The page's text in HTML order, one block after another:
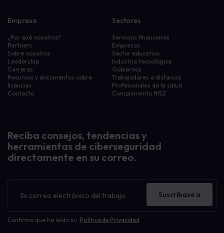
Empresa
¿Por qué nosotros?
Partners
Sobre nosotros
Leadership
Carreras
Recursos y documentos sobre
licencias
Contacto
Sectores
Servicios financieros
Empresas
Sector educativo
Industria tecnológica
Gobiernos
Trabajadores a distancia
Profesionales de la salud
Cumplimiento NIS2
Reciba consejos, tendencias y
herramientas de ciberseguridad
directamente en su correo.
Confirmo que he leído su Política de Privacidad
Suscríbase a